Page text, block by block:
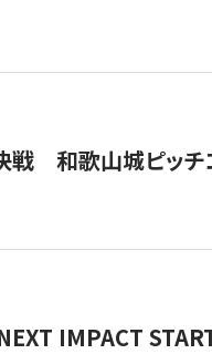
戦 和歌山城ピッチ
IMPACT